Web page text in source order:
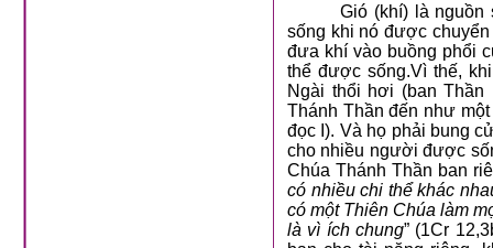
Gió (khí) là nguồn
sống khi nó được
đưa khí vào buồng phổi
thể được sống.Vì thế,
Ngài thổi hơi (ban Thần
Thánh Thần đến như
đọc I). Và họ phải bung
cho nhiều người được
Chúa Thánh Thần ban
có nhiều chi thể khác
có một Thiên Chúa làm
là vì ích chung” (1Cr